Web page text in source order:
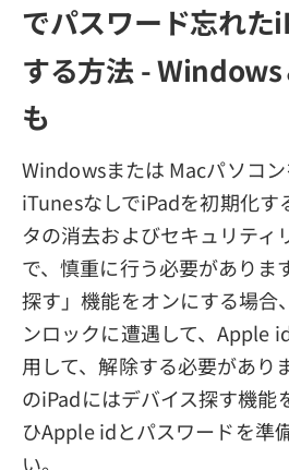
でパスワード忘れた
する方法 -
も
Windowsまたは Macパソコン
iTunesなしでiPadを初期化す
タの消去およびセキュリティ
で、慎重に行う必要がありま
探す」機能をオンにする場合
ンロックに遭遇して、Apple
用して、解除する必要があり
のiPadにはデバイス探す機能
ひApple idとパスワードを準
い。